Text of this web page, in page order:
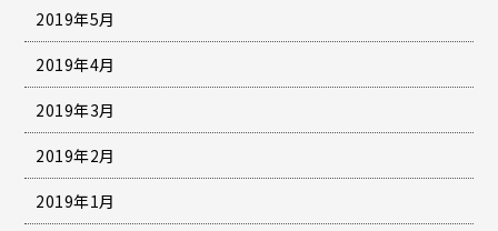
2019年5月
2019年4月
2019年3月
2019年2月
2019年1月